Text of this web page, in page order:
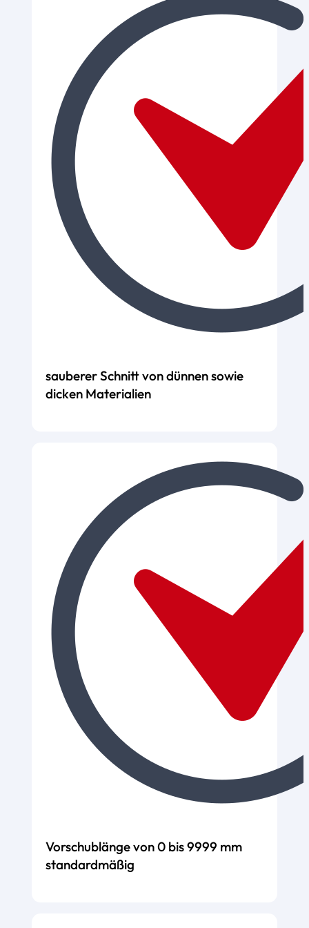
sauberer Schnitt von dünnen sowie
dicken Materialien
Vorschublänge von 0 bis 9999 mm
standardmäßig